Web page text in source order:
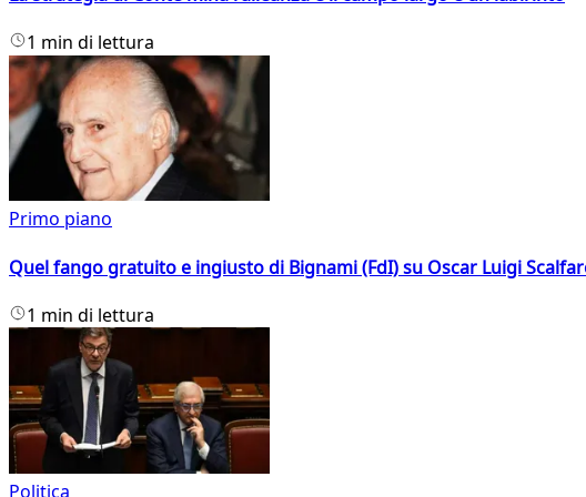
1 min di lettura
Primo piano
Quel fango gratuito e ingiusto di Bignami (FdI) su Oscar Luigi
1 min di lettura
Politica